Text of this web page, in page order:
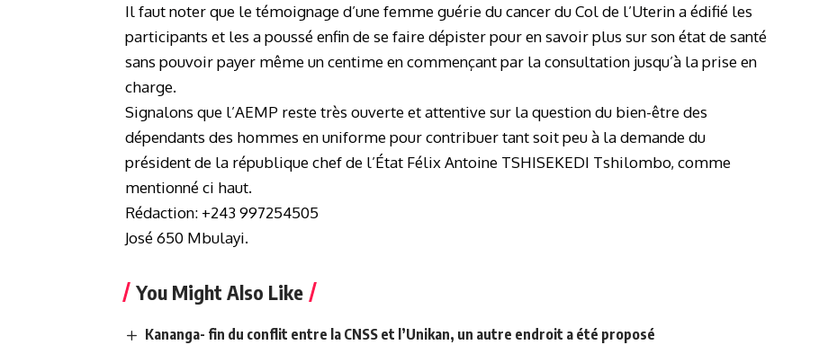
Il faut noter que le témoignage d’une femme guérie du cancer du Col de l’Uterin a édifié les
participants et les a poussé enfin de se faire dépister pour en savoir plus sur son état de santé
sans pouvoir payer même un centime en commençant par la consultation jusqu’à la prise en
charge.
Signalons que l’AEMP reste très ouverte et attentive sur la question du bien-être des
dépendants des hommes en uniforme pour contribuer tant soit peu à la demande du
président de la république chef de l’État Félix Antoine TSHISEKEDI Tshilombo, comme
mentionné ci haut.
Rédaction: +243 997254505
José 650 Mbulayi.
You Might Also Like
Kananga- fin du conflit entre la CNSS et l’Unikan, un autre endroit a été proposé